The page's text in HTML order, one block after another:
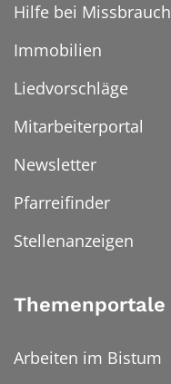
Hilfe bei Missbrauch
Immobilien
Liedvorschläge
Mitarbeiterportal
Newsletter
Pfarreifinder
Stellenanzeigen
Themenportale
Arbeiten im Bistum